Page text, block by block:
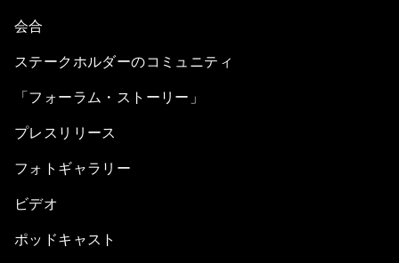
会合
ステークホルダーのコミュニティ
「フォーラム・ストーリー」
プレスリリース
フォトギャラリー
ビデオ
ポッドキャスト